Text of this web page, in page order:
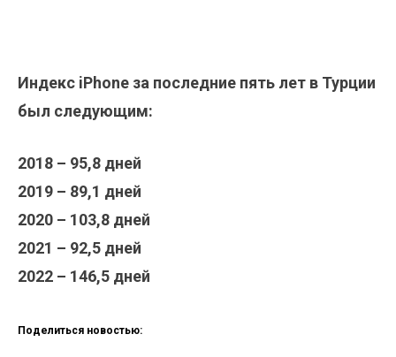
Индекс iPhone за последние пять лет в Турции
был следующим:
2018 – 95,8 дней
2019 – 89,1 дней
2020 – 103,8 дней
2021 – 92,5 дней
2022 – 146,5 дней
Поделиться новостью: